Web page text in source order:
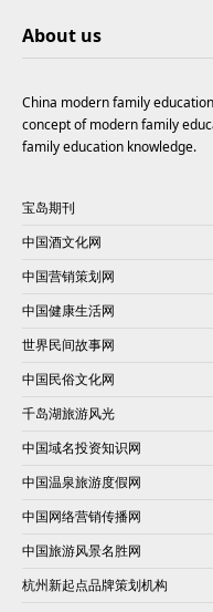
About us
China modern family
concept of modern family
family education knowledge.
宝岛期刊
中国酒文化网
中国营销策划网
中国健康生活网
世界民间故事网
中国民俗文化网
千岛湖旅游风光
中国域名投资知识网
中国温泉旅游度假网
中国网络营销传播网
中国旅游风景名胜网
杭州新起点品牌策划机构